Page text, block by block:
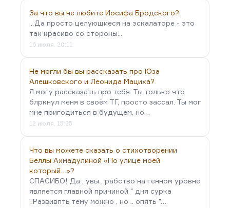
За что вы не любите Иосифа Бродского?
...Да просто целующиеся на эскалаторе - это
так красиво со стороны...
16 июля, 20:11
Не могли бы вы рассказать про Юза
Алешковского и Леонида Мациха?
Я могу рассказать про тебя. Ты только что
блркнул меня в своём ТГ, просто зассал. Ты мог
мне пригодиться в будущем, но…
12 июля, 15:25
Что вы можете сказать о стихотворении
Беллы Ахмадулиной «По улице моей
который…»?
СПАСИБО! Да , увы . рабство на генном уровне
является главной причиной " дня сурка
".Развивпть тему можно , но .. опять "…